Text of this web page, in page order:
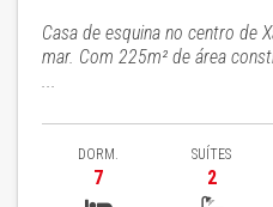
Casa de esquina no centro de
mar. Com 225m² de área
...
DORM.
7
SUÍTES
2